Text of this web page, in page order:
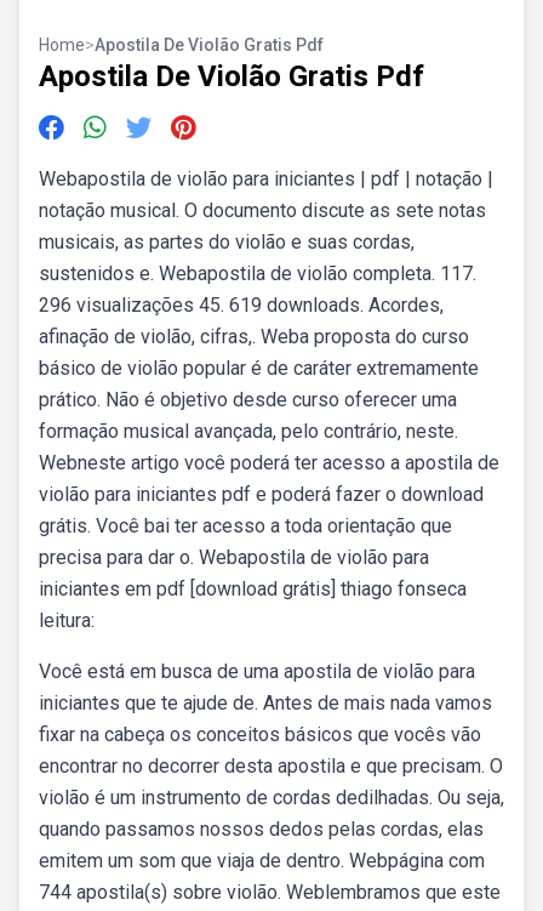
Home>Apostila De Violão Gratis Pdf
Apostila De Violão Gratis Pdf
Webapostila de violão para iniciantes | pdf | notação |
notação musical. O documento discute as sete notas
musicais, as partes do violão e suas cordas,
sustenidos e. Webapostila de violão completa. 117.
296 visualizações 45. 619 downloads. Acordes,
afinação de violão, cifras,. Weba proposta do curso
básico de violão popular é de caráter extremamente
prático. Não é objetivo desde curso oferecer uma
formação musical avançada, pelo contrário, neste.
Webneste artigo você poderá ter acesso a apostila de
violão para iniciantes pdf e poderá fazer o download
grátis. Você bai ter acesso a toda orientação que
precisa para dar o. Webapostila de violão para
iniciantes em pdf [download grátis] thiago fonseca
leitura:
Você está em busca de uma apostila de violão para
iniciantes que te ajude de. Antes de mais nada vamos
fixar na cabeça os conceitos básicos que vocês vão
encontrar no decorrer desta apostila e que precisam. O
violão é um instrumento de cordas dedilhadas. Ou seja,
quando passamos nossos dedos pelas cordas, elas
emitem um som que viaja de dentro. Webpágina com
744 apostila(s) sobre violão. Weblembramos que este